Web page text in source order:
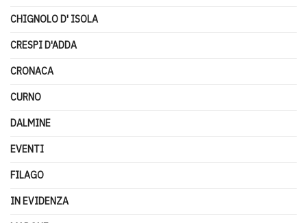
CHIGNOLO D' ISOLA
CRESPI D'ADDA
CRONACA
CURNO
DALMINE
EVENTI
FILAGO
IN EVIDENZA